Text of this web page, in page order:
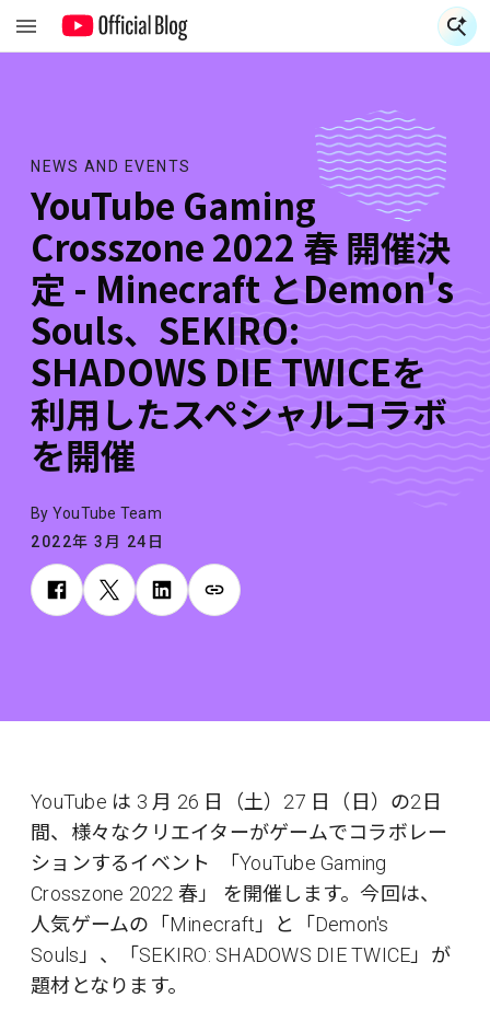
NEWS AND EVENTS
YouTube Gaming
Crosszone 2022 春 開催決
定 - Minecraft とDemon's
Souls、SEKIRO:
SHADOWS DIE TWICEを
利用したスペシャルコラボ
を開催
By YouTube Team
2022年 3月 24日
YouTube は 3 月 26 日（土）27 日（日）の2日
間、様々なクリエイターがゲームでコラボレー
ションするイベント 「YouTube Gaming
Crosszone 2022 春」 を開催します。今回は、
人気ゲームの「Minecraft」と「Demon's
Souls」、「SEKIRO: SHADOWS DIE TWICE」が
題材となります。